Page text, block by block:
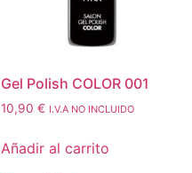
Gel Polish COLOR 001
10,90 € I.V.A NO INCLUIDO
Añadir al carrito